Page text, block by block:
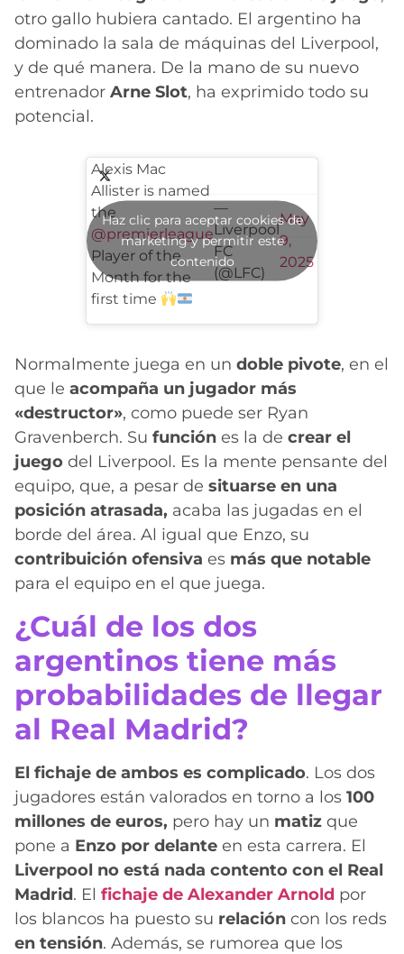
otro gallo hubiera cantado. El argentino ha
dominado la sala de máquinas del Liverpool,
y de qué manera. De la mano de su nuevo
entrenador Arne Slot, ha exprimido todo su
potencial.
Alexis Mac
Allister is named
the
@premierleague
Player of the
Month for the
first time
—
Liverpool
FC
(@LFC)
May
9,
2025
Haz clic para aceptar cookies de
marketing y permitir este
contenido
Normalmente juega en un doble pivote, en el
que le acompaña un jugador más
«destructor», como puede ser Ryan
Gravenberch. Su función es la de crear el
juego del Liverpool. Es la mente pensante del
equipo, que, a pesar de situarse en una
posición atrasada, acaba las jugadas en el
borde del área. Al igual que Enzo, su
contribuición ofensiva es más que notable
para el equipo en el que juega.
¿Cuál de los dos
argentinos tiene más
probabilidades de llegar
al Real Madrid?
El fichaje de ambos es complicado. Los dos
jugadores están valorados en torno a los 100
millones de euros, pero hay un matiz que
pone a Enzo por delante en esta carrera. El
Liverpool no está nada contento con el Real
Madrid. El fichaje de Alexander Arnold por
los blancos ha puesto su relación con los reds
en tensión. Además, se rumorea que los